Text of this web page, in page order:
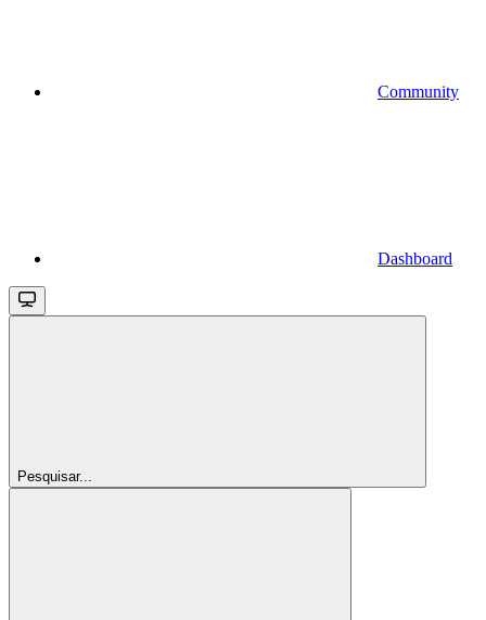
Community
Dashboard
Pesquisar...